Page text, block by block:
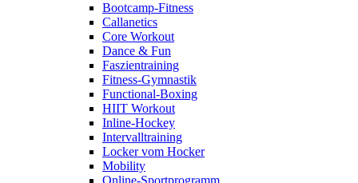
Bootcamp-Fitness
Callanetics
Core Workout
Dance & Fun
Faszientraining
Fitness-Gymnastik
Functional-Boxing
HIIT Workout
Inline-Hockey
Intervalltraining
Locker vom Hocker
Mobility